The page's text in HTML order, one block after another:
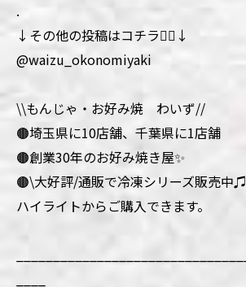
.
↓その他の投稿はコチラ💁‍♀️↓
@waizu_okonomiyaki
\\もんじゃ・お好み焼 わいず//
🟤埼玉県に10店舗、千葉県に1店舗
🟤創業30年のお好み焼き屋✨
🟤\大好評/通販で冷凍シリーズ販売中♫
ハイライトからご購入できます。